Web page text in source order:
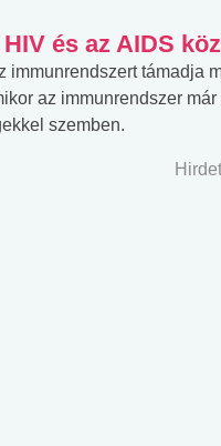
és az AIDS
immunrendszert támadja
az immunrendszer
szemben.